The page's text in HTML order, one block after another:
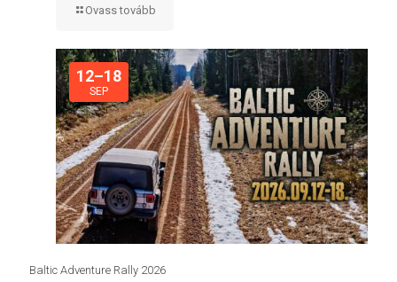
Ovass tovább
12–18
SEP
Baltic Adventure Rally 2026